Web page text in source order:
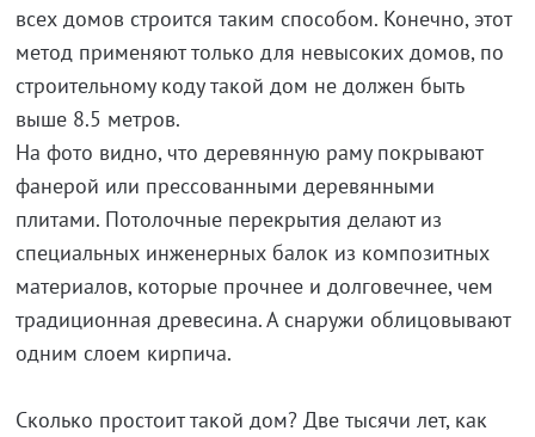
всех домов строится таким способом. Конечно, этот
метод применяют только для невысоких домов, по
строительному коду такой дом не должен быть
выше 8.5 метров.
На фото видно, что деревянную раму покрывают
фанерой или прессованными деревянными
плитами. Потолочные перекрытия делают из
специальных инженерных балок из композитных
материалов, которые прочнее и долговечнее, чем
традиционная древесина. А снаружи облицовывают
одним слоем кирпича.
Сколько простоит такой дом? Две тысячи лет, как